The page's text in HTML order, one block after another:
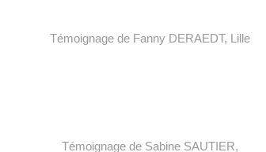
Témoignage de Fanny DERAEDT, Lille
Témoignage de Sabine SAUTIER,